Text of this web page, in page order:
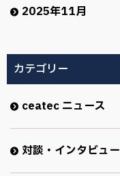
2025年11月
カテゴリー
ceatec ニュース
対談・インタビュー